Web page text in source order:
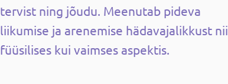
tervist ning jõudu. Meenutab pideva
liikumise ja arenemise hädavajalikkust nii
füüsilises kui vaimses aspektis.